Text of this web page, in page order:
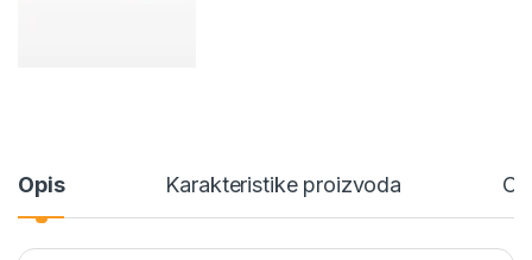
Opis Karakteristike proizvoda